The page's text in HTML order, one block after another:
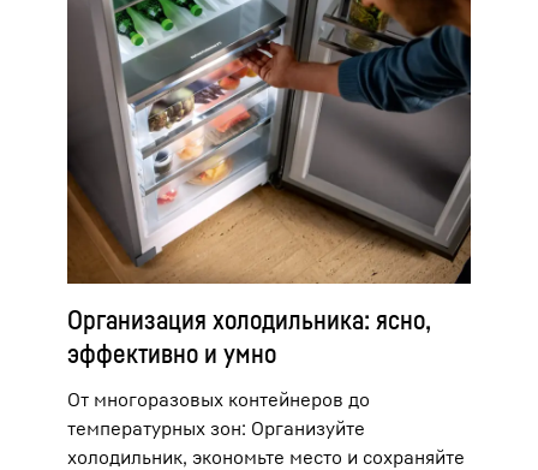
Организация холодильника: ясно,
эффективно и умно
От многоразовых контейнеров до
температурных зон: Организуйте
холодильник, экономьте место и сохраняйте